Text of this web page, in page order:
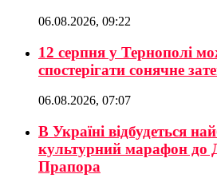
06.08.2026, 09:22
12 серпня у Тернополі
спостерігати сонячне
06.08.2026, 07:07
В Україні відбудеться
культурний марафон до
Прапора